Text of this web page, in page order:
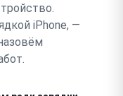
iPhone, —